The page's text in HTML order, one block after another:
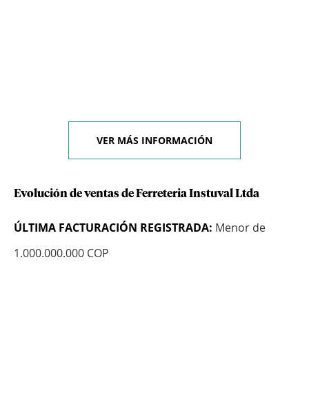
VER MÁS INFORMACIÓN
Evolución de ventas de Ferreteria Instuval Ltda
ÚLTIMA FACTURACIÓN REGISTRADA: Menor de
1.000.000.000 COP